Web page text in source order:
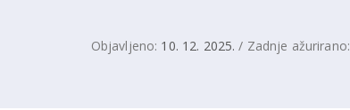
Objavljeno: 10. 12. 2025. / Zadnje ažurirano: